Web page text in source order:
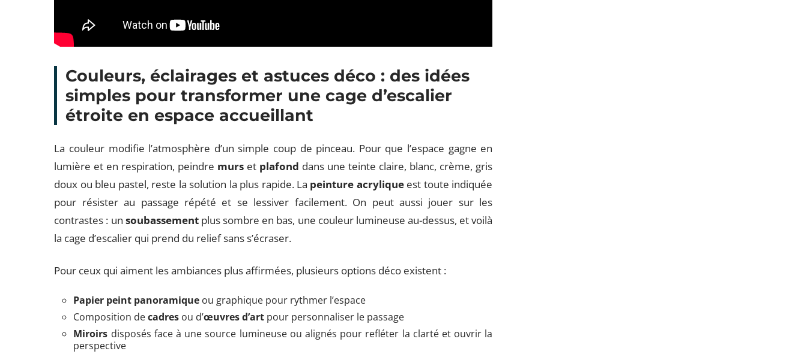
Couleurs, éclairages et astuces déco : des idées
simples pour transformer une cage d’escalier
étroite en espace accueillant
La couleur modifie l’atmosphère d’un simple coup de pinceau. Pour que l’espace gagne en
lumière et en respiration, peindre murs et plafond dans une teinte claire, blanc, crème, gris
doux ou bleu pastel, reste la solution la plus rapide. La peinture acryliqueest toute indiquée
pour résister au passage répété et se lessiver facilement. On peut aussi jouer sur les
contrastes : un soubassementplus sombre en bas, une couleur lumineuse au-dessus, et voilà
la cage d’escalier qui prend du relief sans s’écraser.
Pour ceux qui aiment les ambiances plus affirmées, plusieurs options déco existent :
Papier peint panoramique ou graphique pour rythmer l’espace
Composition decadres ou d’œuvres d’art pour personnaliser le passage
Miroirs disposés face à une source lumineuse ou alignés pour refléter la clarté et ouvrir la
perspective